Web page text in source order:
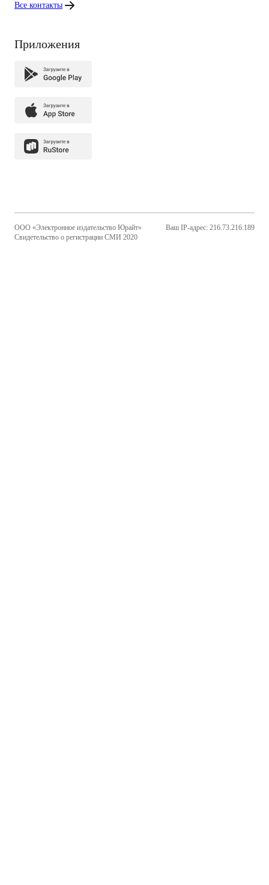
Все контакты
Приложения
ООО «Электронное издательство Юрайт»
Свидетельство о регистрации СМИ 2020
Ваш IP-адрес: 216.73.216.189